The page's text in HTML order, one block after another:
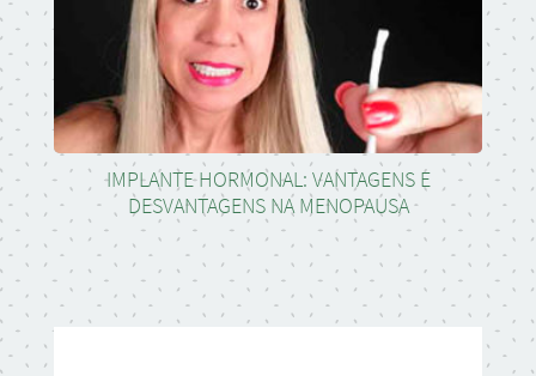
IMPLANTE HORMONAL: VANTAGENS E
DESVANTAGENS NA MENOPAUSA